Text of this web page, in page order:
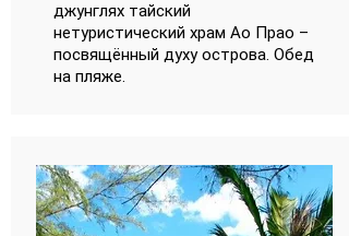
джунглях тайский
нетуристический храм Ао Прао –
посвящённый духу острова. Обед
на пляже.